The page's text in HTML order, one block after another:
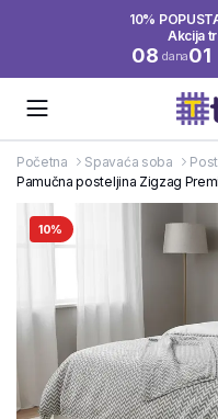
10%
Akcija
08 dana01
Početna Spavaća soba
Pamučna posteljina Zigzag
10%